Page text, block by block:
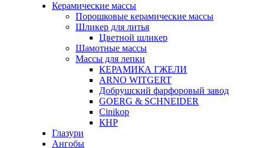
Керамические массы
Порошковые керамические массы
Шликер для литья
Цветной шликер
Шамотные массы
Массы для лепки
КЕРАМИКА ГЖЕЛИ
ARNO WITGERT
Добрушский фарфоровый завод
GOERG & SCHNEIDER
Cinikop
КНР
Глазури
Ангобы